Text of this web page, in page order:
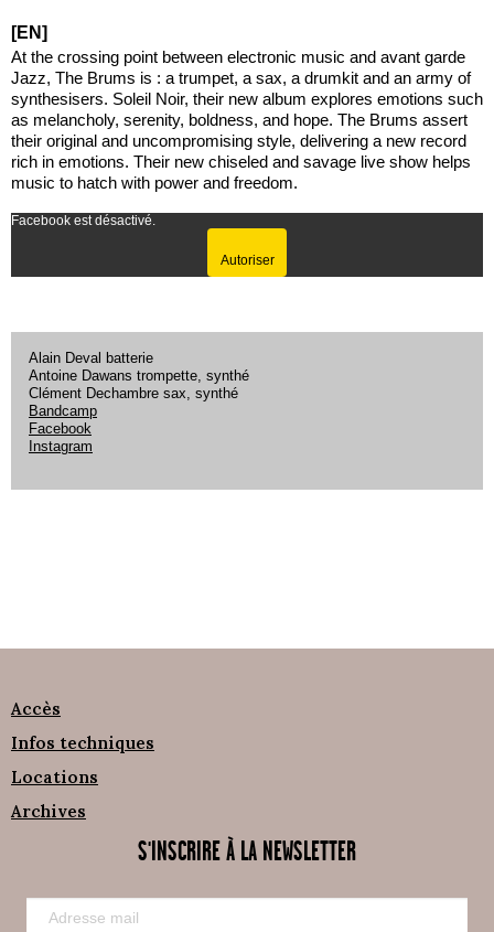
[EN]
At the crossing point between electronic music and avant garde
Jazz, The Brums is : a trumpet, a sax, a drumkit and an army of
synthesisers. Soleil Noir, their new album explores emotions such
as melancholy, serenity, boldness, and hope. The Brums assert
their original and uncompromising style, delivering a new record
rich in emotions. Their new chiseled and savage live show helps
music to hatch with power and freedom.
Facebook est désactivé.
Autoriser
Alain Deval batterie
Antoine Dawans trompette, synthé
Clément Dechambre sax, synthé
Bandcamp
Facebook
Instagram
Accès
Infos techniques
Locations
Archives
S'INSCRIRE À LA NEWSLETTER